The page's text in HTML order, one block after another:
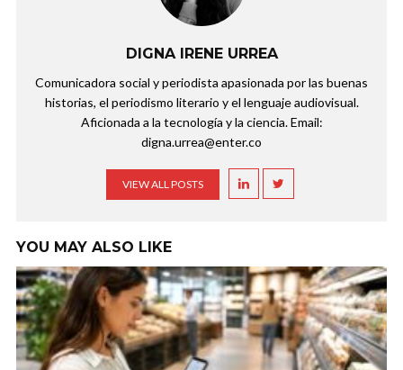
DIGNA IRENE URREA
Comunicadora social y periodista apasionada por las buenas
historias, el periodismo literario y el lenguaje audiovisual.
Aficionada a la tecnología y la ciencia. Email:
digna.urrea@enter.co
VIEW ALL POSTS
YOU MAY ALSO LIKE